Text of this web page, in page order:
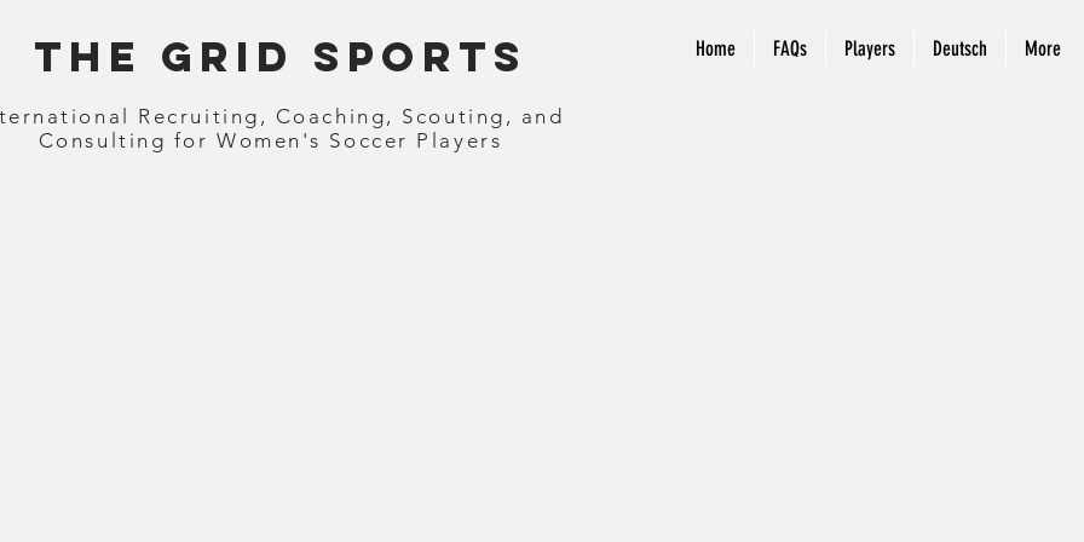
The Grid Sports
Recruiting, Coaching, Scouting, and
Consulting for Women's Soccer Players
Home FAQs Players Deutsch More